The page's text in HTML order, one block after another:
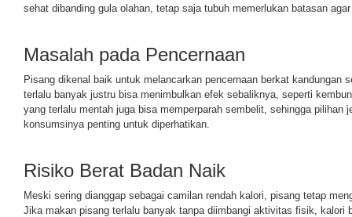
sehat dibanding gula olahan, tetap saja tubuh memerlukan batasan
Masalah pada Pencernaan
Pisang dikenal baik untuk melancarkan pencernaan berkat kandungan
terlalu banyak justru bisa menimbulkan efek sebaliknya, seperti
yang terlalu mentah juga bisa memperparah sembelit, sehingga pilihan
konsumsinya penting untuk diperhatikan.
Risiko Berat Badan Naik
Meski sering dianggap sebagai camilan rendah kalori, pisang tetap
Jika makan pisang terlalu banyak tanpa diimbangi aktivitas fisik, kalori